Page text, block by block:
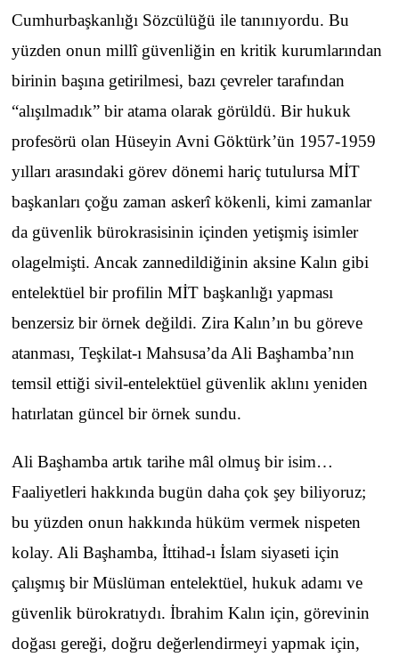
Cumhurbaşkanlığı Sözcülüğü ile tanınıyordu. Bu
yüzden onun millî güvenliğin en kritik kurumlarından
birinin başına getirilmesi, bazı çevreler tarafından
“alışılmadık” bir atama olarak görüldü. Bir hukuk
profesörü olan Hüseyin Avni Göktürk’ün 1957-1959
yılları arasındaki görev dönemi hariç tutulursa MİT
başkanları çoğu zaman askerî kökenli, kimi zamanlar
da güvenlik bürokrasisinin içinden yetişmiş isimler
olagelmişti. Ancak zannedildiğinin aksine Kalın gibi
entelektüel bir profilin MİT başkanlığı yapması
benzersiz bir örnek değildi. Zira Kalın’ın bu göreve
atanması, Teşkilat-ı Mahsusa’da Ali Başhamba’nın
temsil ettiği sivil-entelektüel güvenlik aklını yeniden
hatırlatan güncel bir örnek sundu.
Ali Başhamba artık tarihe mâl olmuş bir isim…
Faaliyetleri hakkında bugün daha çok şey biliyoruz;
bu yüzden onun hakkında hüküm vermek nispeten
kolay. Ali Başhamba, İttihad-ı İslam siyaseti için
çalışmış bir Müslüman entelektüel, hukuk adamı ve
güvenlik bürokratıydı. İbrahim Kalın için, görevinin
doğası gereği, doğru değerlendirmeyi yapmak için,